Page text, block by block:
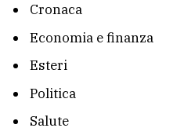
Cronaca
Economia e finanza
Esteri
Politica
Salute